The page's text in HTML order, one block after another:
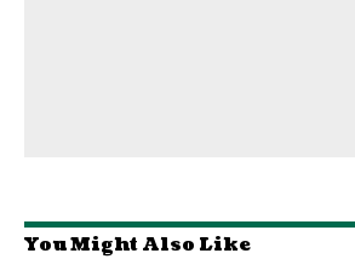
You Might Also Like